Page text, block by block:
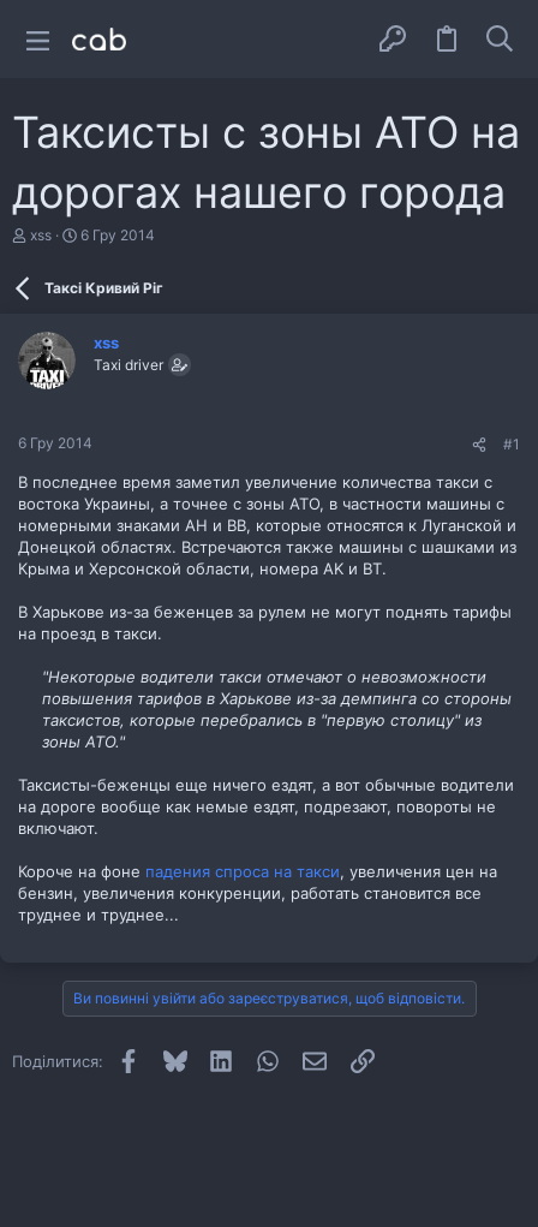
Таксисты с зоны АТО на
дорогах нашего города
А
т
е
м
и
xss
Д
а
н
6 Гру 2014
Таксі Кривий Ріг
xss
Taxi driver
6 Гру 2014 #1
В последнее время заметил увеличение количества такси с
востока Украины, а точнее с зоны АТО, в частности машины с
номерными знаками AH и BB, которые относятся к Луганской и
Донецкой областях. Встречаются также машины с шашками из
Крыма и Херсонской области, номера AK и BT.
В Харькове из-за беженцев за рулем не могут поднять тарифы
на проезд в такси.
"Некоторые водители такси отмечают о невозможности
повышения тарифов в Харькове из-за демпинга со стороны
таксистов, которые перебрались в "первую столицу" из
зоны АТО."
Таксисты-беженцы еще ничего ездят, а вот обычные водители
на дороге вообще как немые ездят, подрезают, повороты не
включают.
Короче на фоне падения спроса на такси, увеличения цен на
бензин, увеличения конкуренции, работать становится все
труднее и труднее...
Ви повинні увійти або зареєструватися, щоб відповісти.
Поділитися: Facebook
Bluesky LinkedInWhatsApp
E-mailПосилання